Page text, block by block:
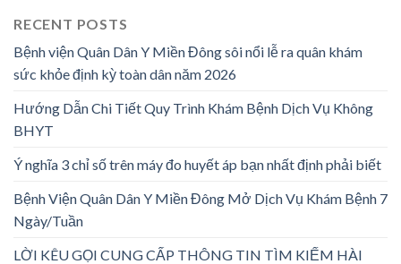
RECENT POSTS
Bệnh viện Quân Dân Y Miền Đông sôi nổi lễ ra quân khám
sức khỏe định kỳ toàn dân năm 2026
Hướng Dẫn Chi Tiết Quy Trình Khám Bệnh Dịch Vụ Không
BHYT
Ý nghĩa 3 chỉ số trên máy đo huyết áp bạn nhất định phải biết
Bệnh Viện Quân Dân Y Miền Đông Mở Dịch Vụ Khám Bệnh 7
Ngày/Tuần
LỜI KÊU GỌI CUNG CẤP THÔNG TIN TÌM KIẾM HÀI